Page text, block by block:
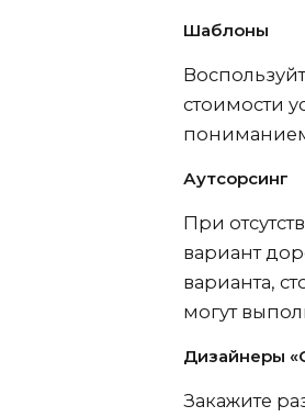
Шаблоны
стоимости
Аутсорсинг
При
вариант
варианта,
могут
Дизайнеры
Закажите